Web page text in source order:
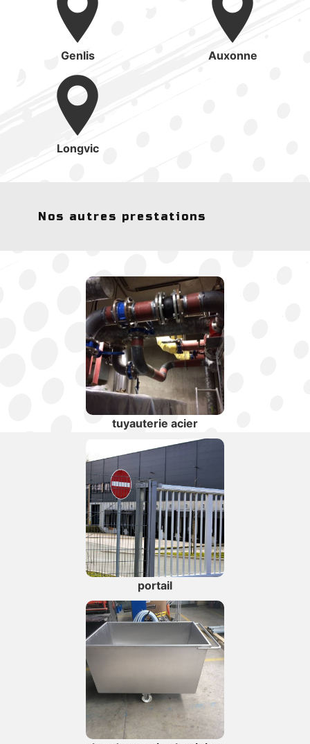
Genlis Auxonne
Longvic
Nos autres prestations
tuyauterie acier
portail